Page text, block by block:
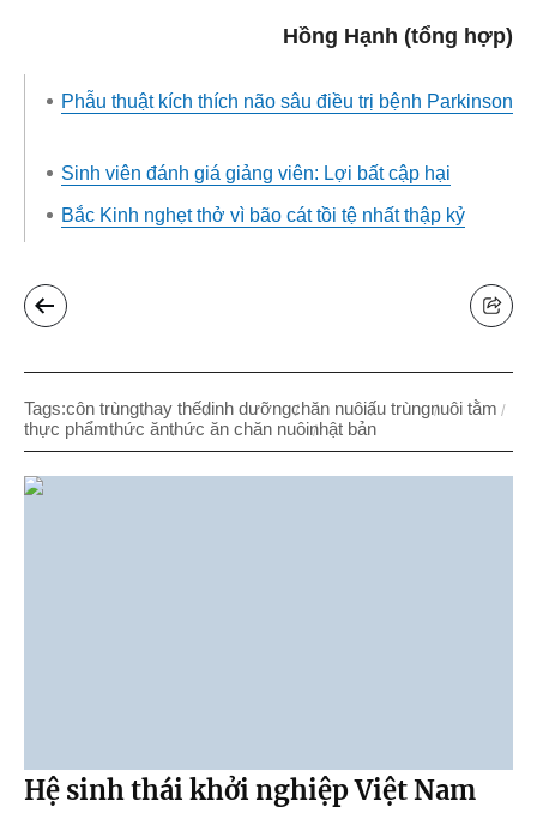
Hồng Hạnh (tổng hợp)
Phẫu thuật kích thích não sâu điều trị bệnh Parkinson
Sinh viên đánh giá giảng viên: Lợi bất cập hại
Bắc Kinh nghẹt thở vì bão cát tồi tệ nhất thập kỷ
Tags:côn trùngthay thếdinh dưỡngchăn nuôiấu trùngnuôi tằm
thực phẩmthức ănthức ăn chăn nuôinhật bản
Hệ sinh thái khởi nghiệp Việt Nam